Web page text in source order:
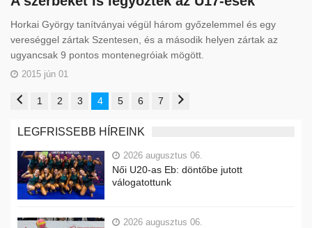
Horkai György tanítványai végül három győzelemmel és egy
vereséggel zártak Szentesen, és a második helyen zártak az
ugyancsak 9 pontos montenegróiak mögött.
2015 jún 01
1 2 3 4 5 6 7
LEGFRISSEBB HÍREINK
2026 augusztus 06.
Női U20-as Eb: döntőbe jutott
válogatottunk
2026 augusztus 06.